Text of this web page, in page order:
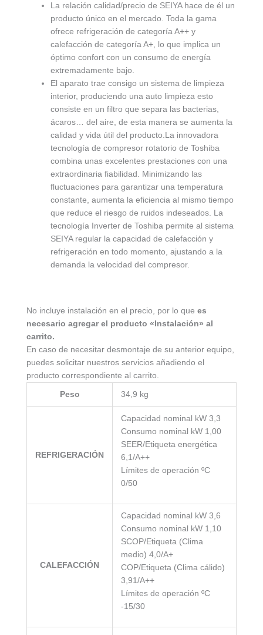
La relación calidad/precio de SEIYA hace de él un
producto único en el mercado. Toda la gama
ofrece refrigeración de categoría A++ y
calefacción de categoría A+, lo que implica un
óptimo confort con un consumo de energía
extremadamente bajo.
El aparato trae consigo un sistema de limpieza
interior, produciendo una auto limpieza esto
consiste en un filtro que separa las bacterias,
ácaros… del aire, de esta manera se aumenta la
calidad y vida útil del producto.La innovadora
tecnología de compresor rotatorio de Toshiba
combina unas excelentes prestaciones con una
extraordinaria fiabilidad. Minimizando las
fluctuaciones para garantizar una temperatura
constante, aumenta la eficiencia al mismo tiempo
que reduce el riesgo de ruidos indeseados. La
tecnología Inverter de Toshiba permite al sistema
SEIYA regular la capacidad de calefacción y
refrigeración en todo momento, ajustando a la
demanda la velocidad del compresor.
No incluye instalación en el precio, por lo que es
necesario agregar el producto «Instalación» al
carrito.
En caso de necesitar desmontaje de su anterior equipo,
puedes solicitar nuestros servicios añadiendo el
producto correspondiente al carrito.
Peso 34,9 kg
REFRIGERACIÓN
Capacidad nominal kW 3,3
Consumo nominal kW 1,00
SEER/Etiqueta energética
6,1/A++
Límites de operación ºC
0/50
CALEFACCIÓN
Capacidad nominal kW 3,6
Consumo nominal kW 1,10
SCOP/Etiqueta (Clima
medio) 4,0/A+
COP/Etiqueta (Clima cálido)
3,91/A++
Límites de operación ºC
-15/30